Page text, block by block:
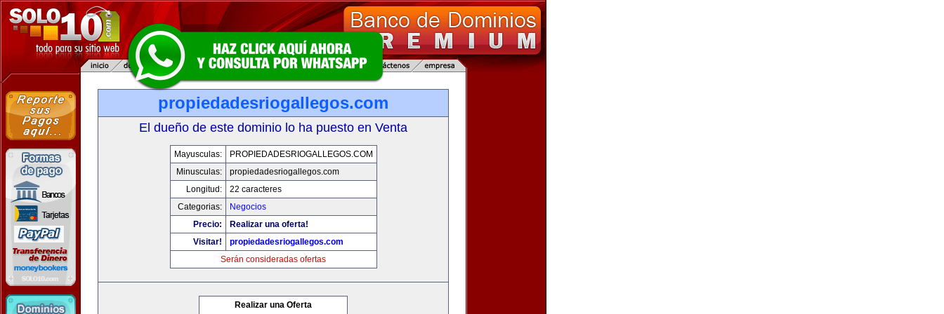
propiedadesriogallegos.com
El dueño de este dominio lo ha puesto en Venta
Mayusculas:
PROPIEDADESRIOGALLEGOS.COM
Minusculas:
propiedadesriogallegos.com
Longitud:
22 caracteres
Categorias:
Negocios
Precio:
Realizar una oferta!
Visitar!
propiedadesriogallegos.com
Serán consideradas ofertas
Realizar una Oferta